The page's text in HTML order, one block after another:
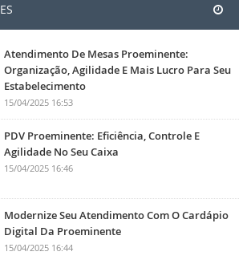
Atendimento De Mesas Proeminente:
Organização, Agilidade E Mais Lucro Para Seu
Estabelecimento
15/04/2025 16:53
PDV Proeminente: Eficiência, Controle E
Agilidade No Seu Caixa
15/04/2025 16:46
Modernize Seu Atendimento Com O Cardápio
Digital Da Proeminente
15/04/2025 16:44